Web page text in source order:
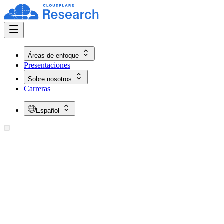
Áreas de enfoque
Presentaciones
Sobre nosotros
Carreras
Español